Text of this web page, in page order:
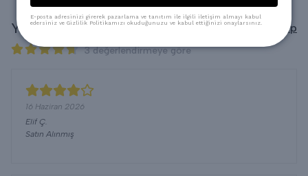
Yorumlar Yorum Yap
3 değerlendirmeye göre
16 Haziran 2026
Elif Ç.
Satın Alınmış
E-posta adresinizi girerek pazarlama ve tanıtım ile ilgili iletişim almayı kabul
edersiniz ve Gizlilik Politikamızı okuduğunuzu ve kabul ettiğinizi onaylarsınız.